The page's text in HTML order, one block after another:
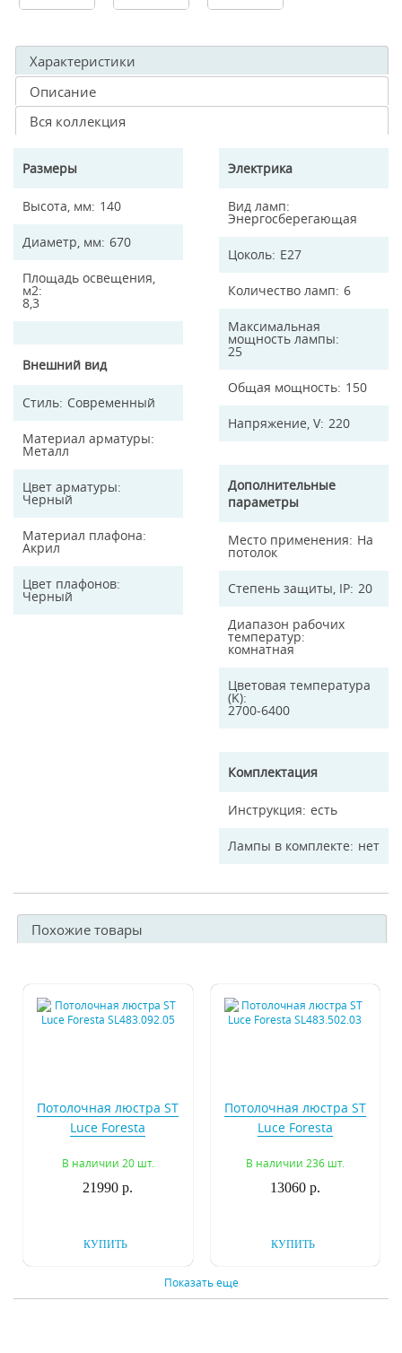
Характеристики
Описание
Вся коллекция
Размеры
Высота, мм 140
Диаметр, мм 670
Площадь освещения,
м2
8,3
Внешний вид
Стиль Современный
Материал арматуры
Металл
Цвет арматуры
Черный
Материал плафона
Акрил
Цвет плафонов
Черный
Электрика
Вид ламп
Энергосберегающая
Цоколь E27
Количество ламп 6
Максимальная
мощность лампы
25
Общая мощность 150
Напряжение, V 220
Дополнительные
параметры
Место применения На
потолок
Степень защиты, IP 20
Диапазон рабочих
температур
комнатная
Цветовая температура
(K)
2700-6400
Комплектация
Инструкция есть
Лампы в комплекте нет
Похожие товары
Потолочная люстра ST
Luce Foresta
В наличии 20 шт.
21990 р.
КУПИТЬ
Потолочная люстра ST
Luce Foresta
В наличии 236 шт.
13060 р.
КУПИТЬ
Показать еще